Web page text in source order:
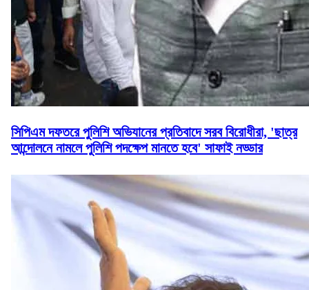
সিপিএম দফতরে পুলিশি অভিযানের প্রতিবাদে সরব বিরোধীরা, 'ছাত্র
আন্দোলনে নামলে পুলিশি পদক্ষেপ মানতে হবে' সাফাই নড্ডার